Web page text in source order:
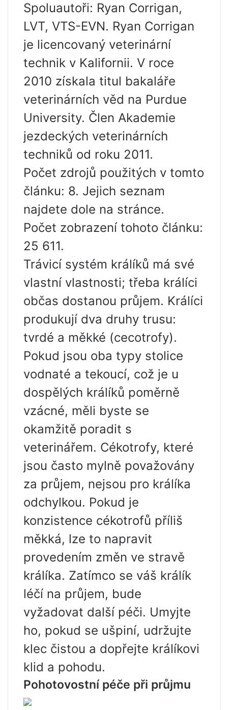
Spoluautoři: Ryan Corrigan,
LVT, VTS-EVN. Ryan Corrigan
je licencovaný veterinární
technik v Kalifornii. V roce
2010 získala titul bakaláře
veterinárních věd na Purdue
University. Člen Akademie
jezdeckých veterinárních
techniků od roku 2011.
Počet zdrojů použitých v tomto
článku: 8. Jejich seznam
najdete dole na stránce.
Počet zobrazení tohoto článku:
25 611.
Trávicí systém králíků má své
vlastní vlastnosti; třeba králíci
občas dostanou průjem. Králíci
produkují dva druhy trusu:
tvrdé a měkké (cecotrofy).
Pokud jsou oba typy stolice
vodnaté a tekoucí, což je u
dospělých králíků poměrně
vzácné, měli byste se
okamžitě poradit s
veterinářem. Cékotrofy, které
jsou často mylně považovány
za průjem, nejsou pro králíka
odchylkou. Pokud je
konzistence cékotrofů příliš
měkká, lze to napravit
provedením změn ve stravě
králíka. Zatímco se váš králík
léčí na průjem, bude
vyžadovat další péči. Umyjte
ho, pokud se ušpiní, udržujte
klec čistou a dopřejte králíkovi
klid a pohodu.
Pohotovostní péče při průjmu